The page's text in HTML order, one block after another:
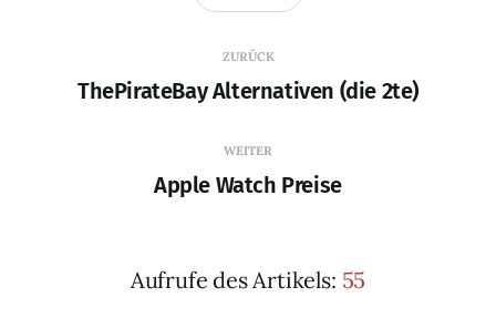
ZURÜCK
ThePirateBay Alternativen (die 2te)
WEITER
Apple Watch Preise
Aufrufe des Artikels: 55